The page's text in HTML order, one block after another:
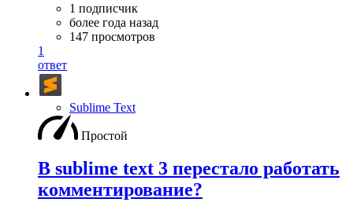
1 подписчик
более года назад
147 просмотров
1
ответ
Sublime Text
Простой
В sublime text 3 перестало работать
комментирование?